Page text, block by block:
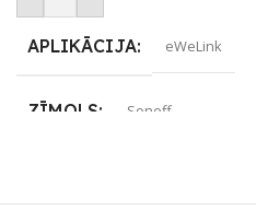
APLIKĀCIJA eWeLink
ZĪMOLS Sonoff